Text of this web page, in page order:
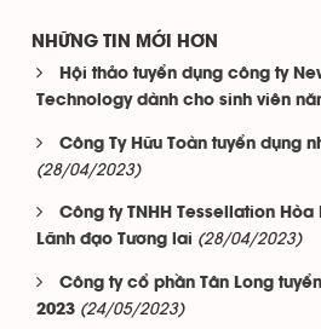
NHỮNG TIN MỚI HƠN
Hội thảo tuyển dụng công ty
Technology dành cho sinh viên
Công Ty Hữu Toàn tuyển dụng
(28/04/2023)
Công ty TNHH Tessellation Hòa
Lãnh đạo Tương lai (28/04/2023)
Công ty cổ phần Tân Long
2023 (24/05/2023)